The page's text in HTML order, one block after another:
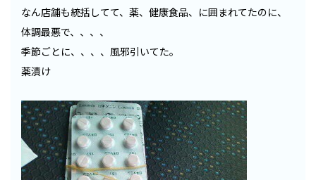
なん店舗も統括してて、薬、健康食品、に囲まれてたのに、
体調最悪で、、、、
季節ごとに、、、、風邪引いてた。
薬漬け